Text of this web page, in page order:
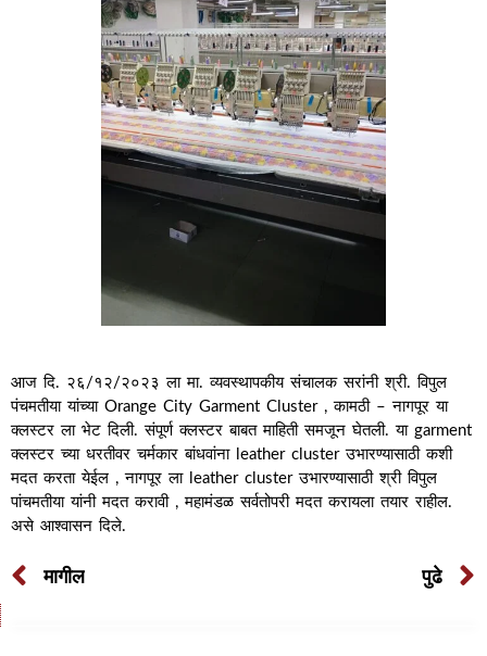
आज दि. २६/१२/२०२३ ला मा. व्यवस्थापकीय संचालक सरांनी श्री. विपुल
पंचमतीया यांच्या Orange City Garment Cluster , कामठी – नागपूर या
क्लस्टर ला भेट दिली. संपूर्ण क्लस्टर बाबत माहिती समजून घेतली. या garment
क्लस्टर च्या धरतीवर चर्मकार बांधवांना leather cluster उभारण्यासाठी कशी
मदत करता येईल , नागपूर ला leather cluster उभारण्यासाठी श्री विपुल
पांचमतीया यांनी मदत करावी , महामंडळ सर्वतोपरी मदत करायला तयार राहील.
असे आश्वासन दिले.
मागील पुढे